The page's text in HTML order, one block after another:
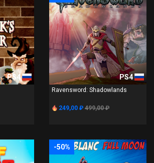
PS4 PS4
Ravensword: Shadowlands
249,00 ₽ 499,00 ₽
-50%